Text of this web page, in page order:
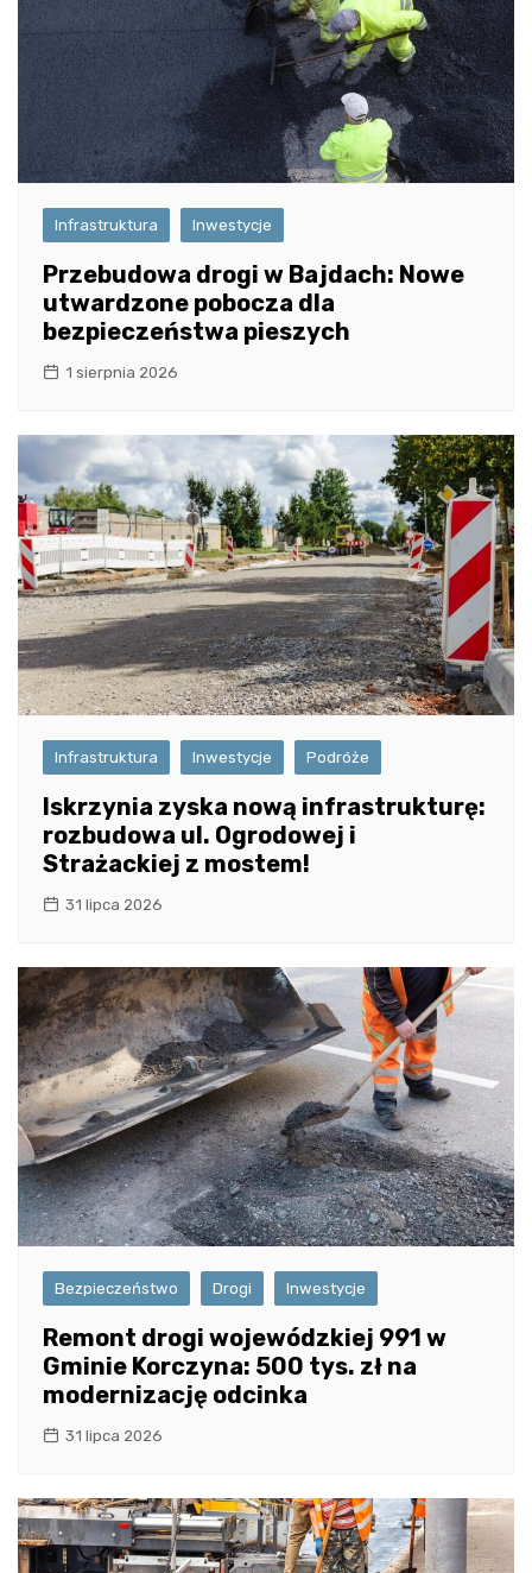
Infrastruktura Inwestycje
Przebudowa drogi w Bajdach: Nowe
utwardzone pobocza dla
bezpieczeństwa pieszych
1 sierpnia 2026
Infrastruktura Inwestycje Podróże
Iskrzynia zyska nową infrastrukturę:
rozbudowa ul. Ogrodowej i
Strażackiej z mostem!
31 lipca 2026
Bezpieczeństwo Drogi Inwestycje
Remont drogi wojewódzkiej 991 w
Gminie Korczyna: 500 tys. zł na
modernizację odcinka
31 lipca 2026